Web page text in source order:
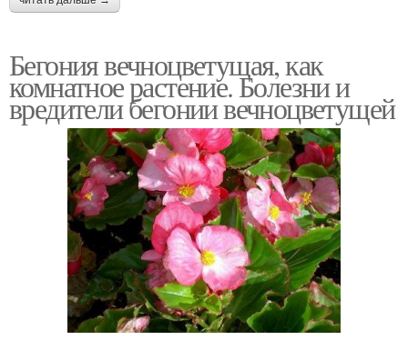
Бегония вечноцветущая, как
комнатное растение. Болезни и
вредители бегонии вечноцветущей